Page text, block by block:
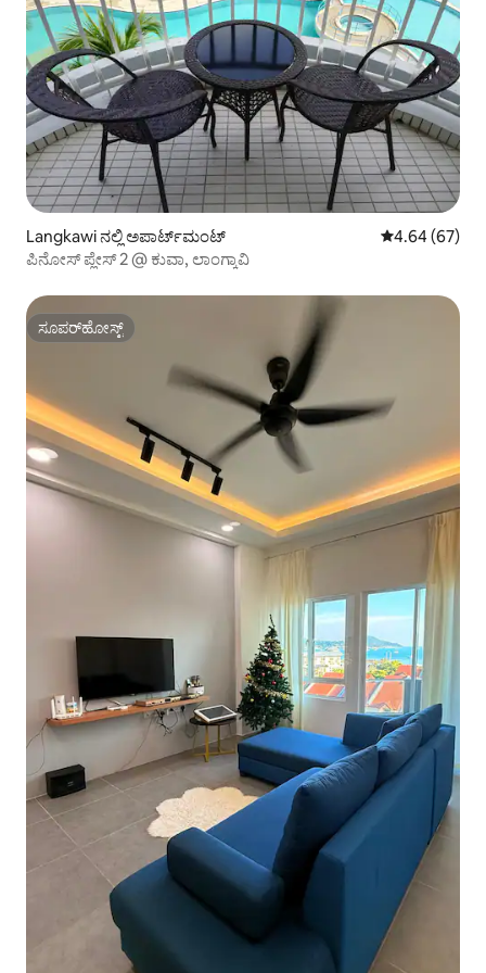
Langkawi ನಲ್ಲಿ ಅಪಾರ್ಟ್‌ಮಂಟ್ 5 ರಲ್ಲಿ 4.64
4.64 (67)
ಪಿನೋಸ್ ಪ್ಲೇಸ್ 2 @ ಕುವಾ, ಲಾಂಗ್ಕಾವಿ
ಸೂಪರ್‌ಹೋಸ್ಟ್
ಸೂಪರ್‌ಹೋಸ್ಟ್